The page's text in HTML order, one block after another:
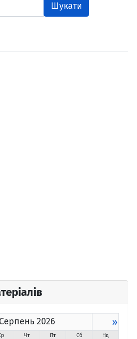
Шукати
Серпень 2026 »
Чт Пт Сб Нд